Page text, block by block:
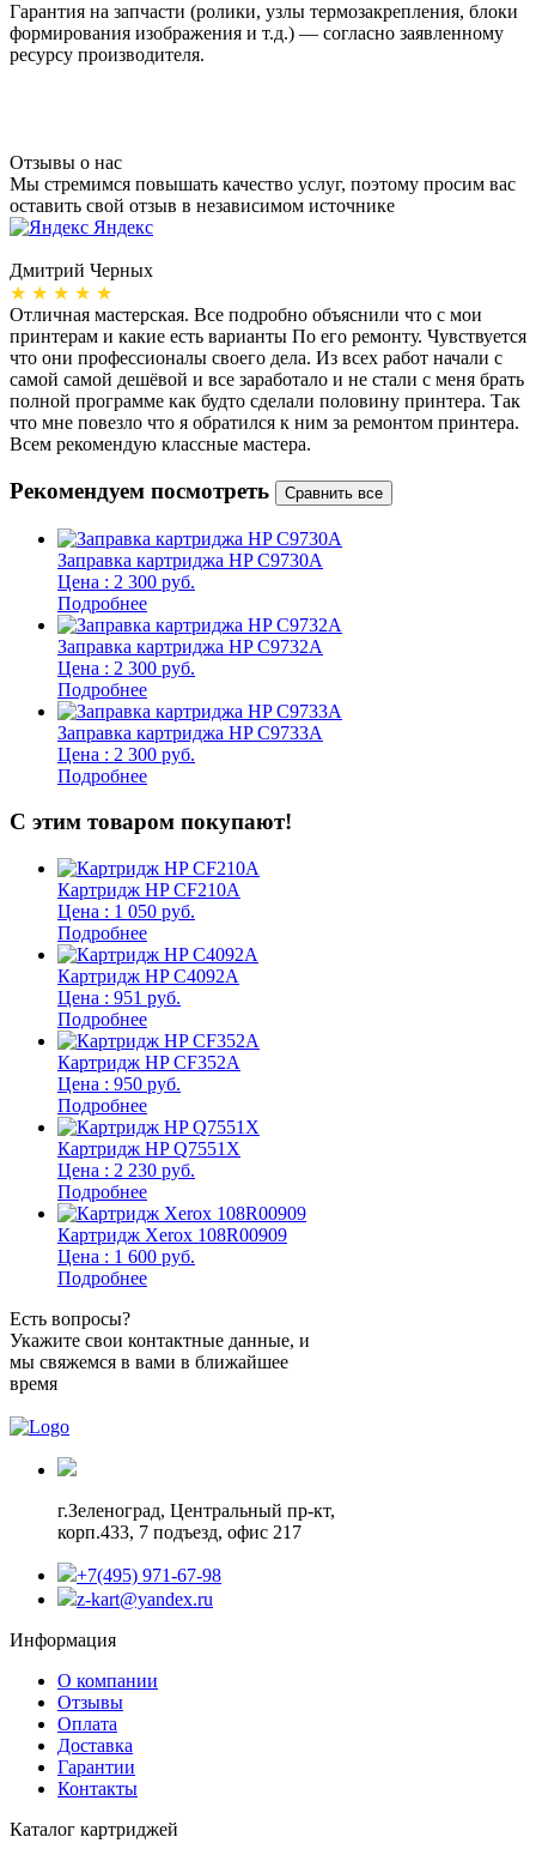
Гарантия на запчасти (ролики, узлы термозакрепления, блоки
формирования изображения и т.д.) — согласно заявленному
ресурсу производителя.
Отзывы о нас
Мы стремимся повышать качество услуг, поэтому просим вас
оставить свой отзыв в независимом источнике
Яндекс
Дмитрий Черных
★ ★ ★ ★ ★
Отличная мастерская. Все подробно объяснили что с мои
принтерам и какие есть варианты По его ремонту. Чувствуется
что они профессионалы своего дела. Из всех работ начали с
самой самой дешёвой и все заработало и не стали с меня брать
полной программе как будто сделали половину принтера. Так
что мне повезло что я обратился к ним за ремонтом принтера.
Всем рекомендую классные мастера.
Рекомендуем посмотреть
Заправка картриджа HP C9730A
Цена : 2 300 руб.
Подробнее
Заправка картриджа HP C9732A
Цена : 2 300 руб.
Подробнее
Заправка картриджа HP C9733A
Цена : 2 300 руб.
Подробнее
С этим товаром покупают!
Картридж HP CF210A
Цена : 1 050 руб.
Подробнее
Картридж HP C4092A
Цена : 951 руб.
Подробнее
Картридж HP CF352A
Цена : 950 руб.
Подробнее
Картридж HP Q7551X
Цена : 2 230 руб.
Подробнее
Картридж Xerox 108R00909
Цена : 1 600 руб.
Подробнее
Есть вопросы?
Укажите свои контактные данные, и
мы свяжемся в вами в ближайшее
время
г.Зеленоград, Центральный пр-кт,
корп.433, 7 подъезд, офис 217
+7(495) 971-67-98
z-kart@yandex.ru
Информация
О компании
Отзывы
Оплата
Доставка
Гарантии
Контакты
Каталог картриджей